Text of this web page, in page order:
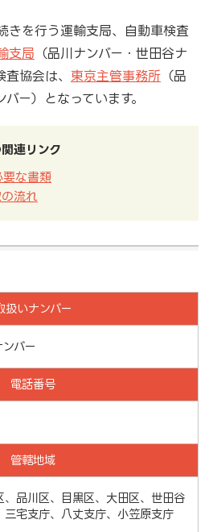
きを行う運輸支局、自動車検査
支局 （品川ナンバー・世田谷ナ
協会は、 東京主管事務所（品
ー）となっています。
連リンク
要な書類
流れ
扱いナンバー
バー
電話番号
管轄地域
、品川区、目黒区、大田区、世田谷
三宅支庁、八丈支庁、小笠原支庁